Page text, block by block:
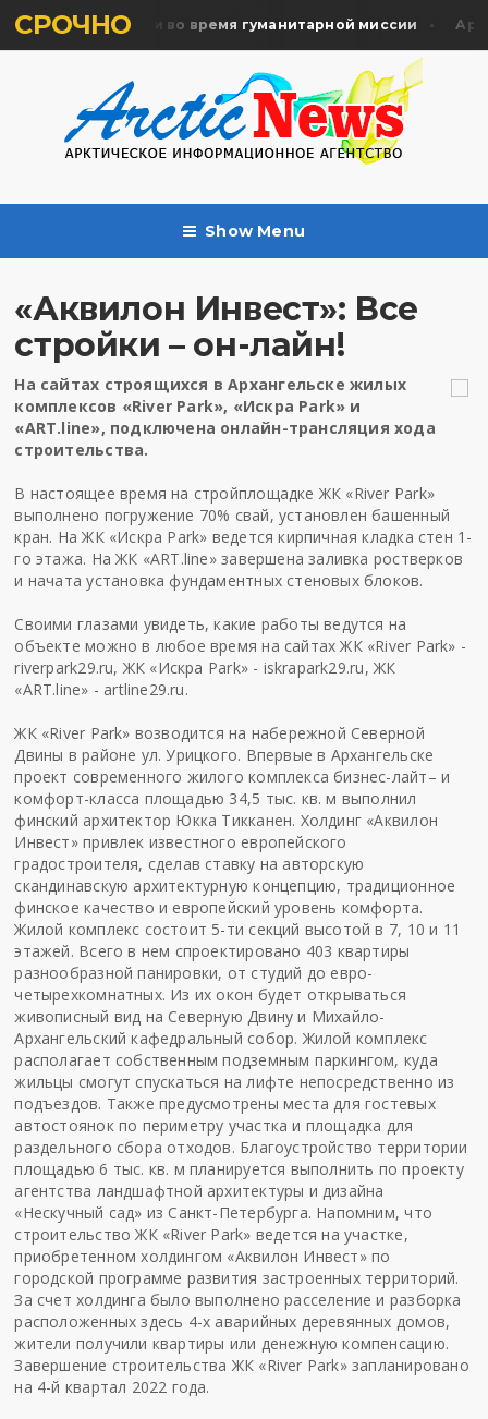
СРОЧНО
жертв почтили во время гуманитарной миссии
Show Menu
«Аквилон Инвест»: Все
стройки – он-лайн!
На сайтах строящихся в Архангельске жилых
комплексов «River Park», «Искра Park» и
«ART.line», подключена онлайн-трансляция хода
строительства.
В настоящее время на стройплощадке ЖК «River Park»
выполнено погружение 70% свай, установлен башенный
кран. На ЖК «Искра Park» ведется кирпичная кладка стен 1-
го этажа. На ЖК «ART.line» завершена заливка ростверков
и начата установка фундаментных стеновых блоков.
Своими глазами увидеть, какие работы ведутся на
объекте можно в любое время на сайтах ЖК «River Park» -
riverpark29.ru, ЖК «Искра Park» - iskrapark29.ru, ЖК
«ART.line» - artline29.ru.
ЖК «River Park» возводится на набережной Северной
Двины в районе ул. Урицкого. Впервые в Архангельске
проект современного жилого комплекса бизнес-лайт– и
комфорт-класса площадью 34,5 тыс. кв. м выполнил
финский архитектор Юкка Тикканен. Холдинг «Аквилон
Инвест» привлек известного европейского
градостроителя, сделав ставку на авторскую
скандинавскую архитектурную концепцию, традиционное
финское качество и европейский уровень комфорта.
Жилой комплекс состоит 5-ти секций высотой в 7, 10 и 11
этажей. Всего в нем спроектировано 403 квартиры
разнообразной панировки, от студий до евро-
четырехкомнатных. Из их окон будет открываться
живописный вид на Северную Двину и Михайло-
Архангельский кафедральный собор. Жилой комплекс
располагает собственным подземным паркингом, куда
жильцы смогут спускаться на лифте непосредственно из
подъездов. Также предусмотрены места для гостевых
автостоянок по периметру участка и площадка для
раздельного сбора отходов. Благоустройство территории
площадью 6 тыс. кв. м планируется выполнить по проекту
агентства ландшафтной архитектуры и дизайна
«Нескучный сад» из Санкт-Петербурга. Напомним, что
строительство ЖК «River Park» ведется на участке,
приобретенном холдингом «Аквилон Инвест» по
городской программе развития застроенных территорий.
За счет холдинга было выполнено расселение и разборка
расположенных здесь 4-х аварийных деревянных домов,
жители получили квартиры или денежную компенсацию.
Завершение строительства ЖК «River Park» запланировано
на 4-й квартал 2022 года.